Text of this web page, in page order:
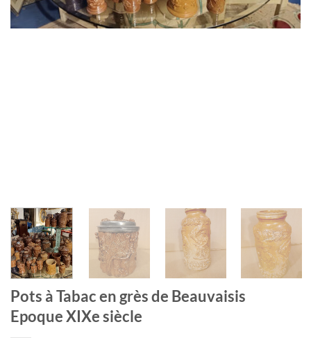
Pots à Tabac en grès de Beauvaisis
Epoque XIXe siècle